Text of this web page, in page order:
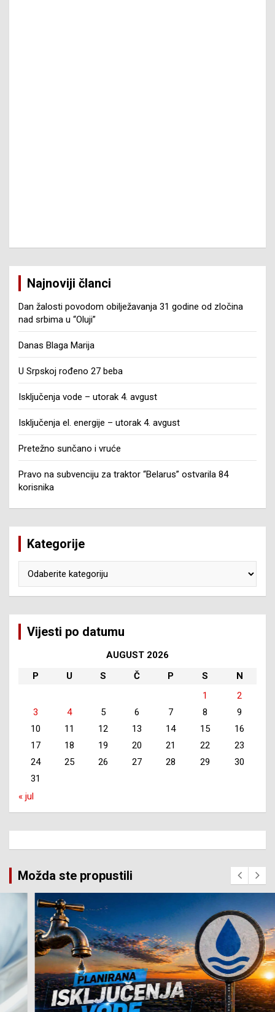
Najnoviji članci
Dan žalosti povodom obilježavanja 31 godine od zločina
nad srbima u “Oluji”
Danas Blaga Marija
U Srpskoj rođeno 27 beba
Isključenja vode – utorak 4. avgust
Isključenja el. energije – utorak 4. avgust
Pretežno sunčano i vruće
Pravo na subvenciju za traktor “Belarus” ostvarila 84
korisnika
Kategorije
Vijesti po datumu
AUGUST 2026
P
U S Č P S
N
1
2
3
4 5 6 7 8
9
10
11 12 13 14 15
16
17
18 19 20 21 22
23
24
25 26 27 28 29
30
31
« jul
Možda ste propustili